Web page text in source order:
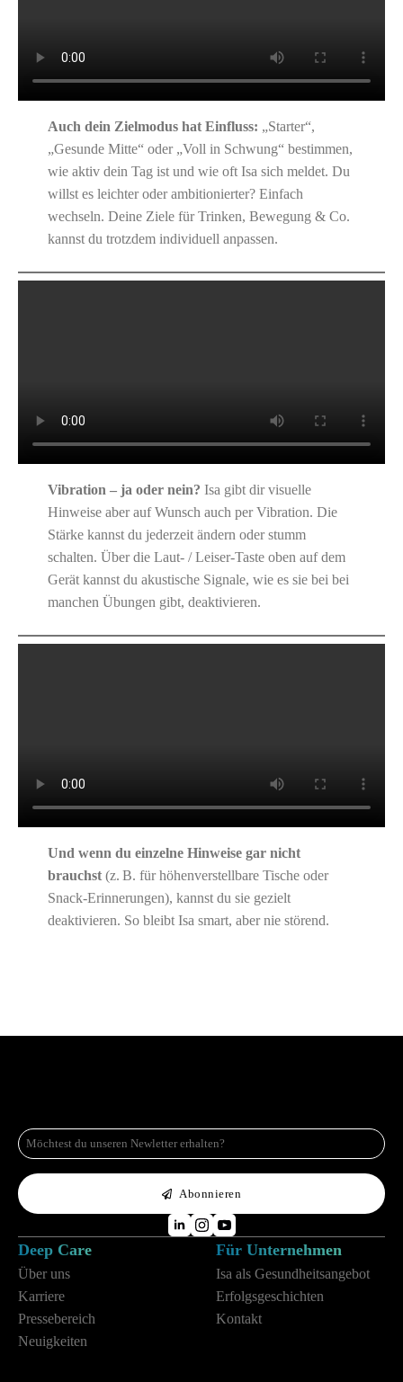
Auch dein Zielmodus hat Einfluss: „Starter“,
„Gesunde Mitte“ oder „Voll in Schwung“ bestimmen,
wie aktiv dein Tag ist und wie oft Isa sich meldet. Du
willst es leichter oder ambitionierter? Einfach
wechseln. Deine Ziele für Trinken, Bewegung & Co.
kannst du trotzdem individuell anpassen.
Vibration – ja oder nein? Isa gibt dir visuelle
Hinweise aber auf Wunsch auch per Vibration. Die
Stärke kannst du jederzeit ändern oder stumm
schalten. Über die Laut- / Leiser-Taste oben auf dem
Gerät kannst du akustische Signale, wie es sie bei bei
manchen Übungen gibt, deaktivieren.
Und wenn du einzelne Hinweise gar nicht
brauchst(z. B. für höhenverstellbare Tische oder
Snack-Erinnerungen), kannst du sie gezielt
deaktivieren. So bleibt Isa smart, aber nie störend.
E-
Mail
*
Abonnieren
Deep Care
Über uns
Karriere
Pressebereich
Neuigkeiten
Für Unternehmen
Isa als Gesundheitsangebot
Erfolgsgeschichten
Kontakt